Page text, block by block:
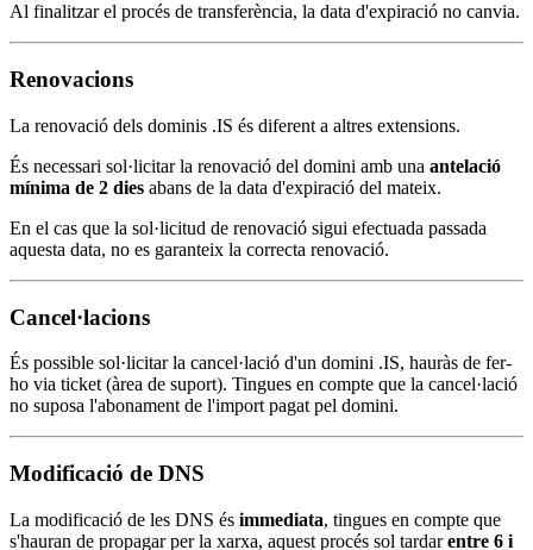
Al finalitzar el procés de transferència, la data d'expiració no canvia.
Renovacions
La renovació dels dominis .IS és diferent a altres extensions.
És necessari sol·licitar la renovació del domini amb una antelació
mínima de 2 dies abans de la data d'expiració del mateix.
En el cas que la sol·licitud de renovació sigui efectuada passada
aquesta data, no es garanteix la correcta renovació.
Cancel·lacions
És possible sol·licitar la cancel·lació d'un domini .IS, hauràs de fer-
ho via ticket (àrea de suport). Tingues en compte que la cancel·lació
no suposa l'abonament de l'import pagat pel domini.
Modificació de DNS
La modificació de les DNS és immediata, tingues en compte que
s'hauran de propagar per la xarxa, aquest procés sol tardarentre 6 i